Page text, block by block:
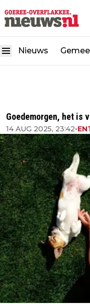
Nieuws
Goedemorgen, het is
14 AUG 2025, 23:42•